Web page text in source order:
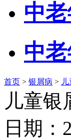
中
中
首页 > 银屑病 >
儿童银
日期：